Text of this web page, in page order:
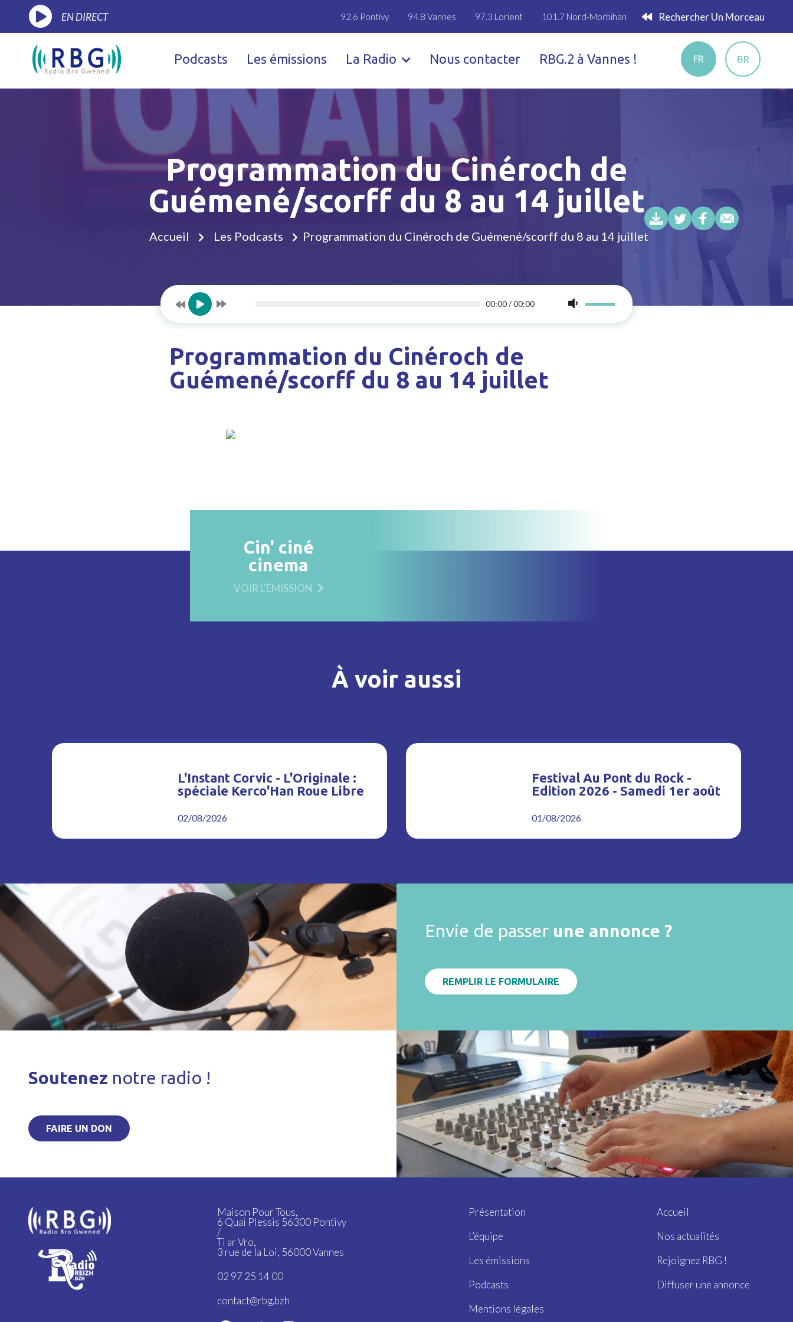
EN DIRECT 92.6 Pontivy 94.8 Vannes 97.3 Lorient 101.7 Nord-Morbihan Rechercher Un Morceau
Podcasts Les émissions La Radio Nous contacter RBG.2 à Vannes ! FR BR
Programmation du Cinéroch de
Guémené/scorff du 8 au 14 juillet
Accueil Les Podcasts Programmation du Cinéroch de Guémené/scorff du 8 au 14 juillet
00:00/00:00
Programmation du Cinéroch de
Guémené/scorff du 8 au 14 juillet
Cin' ciné
cinema
VOIR L'ÉMISSION
À voir aussi
L'Instant Corvic - L'Originale :
spéciale Kerco'Han Roue Libre
02/08/2026
Festival Au Pont du Rock -
Edition 2026 - Samedi 1er août
01/08/2026
Envie de passer une annonce ?
REMPLIR LE FORMULAIRE
Soutenez notre radio !
FAIRE UN DON
Maison Pour Tous,
6 Quai Plessis 56300 Pontivy
/
Ti ar Vro,
3 rue de la Loi, 56000 Vannes
02 97 25 14 00
contact@rbg.bzh
Présentation
L’équipe
Les émissions
Podcasts
Mentions légales
Accueil
Nos actualités
Rejoignez RBG !
Diffuser une annonce